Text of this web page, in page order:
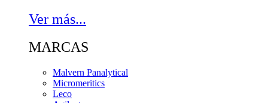
Ver más...
MARCAS
Malvern Panalytical
Micromeritics
Leco